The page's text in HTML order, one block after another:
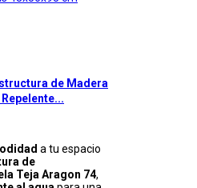
de Madera
a tu espacio
de
Teja Aragon 74,